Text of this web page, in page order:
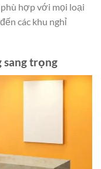
hợp với mọi loại
các khu nghỉ
sang trọng